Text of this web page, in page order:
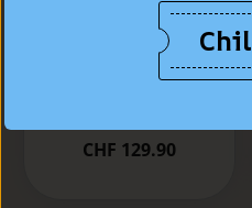
Levi's® 502™
Taper Jeans,
vewaschen "Call It
CHF 129.90